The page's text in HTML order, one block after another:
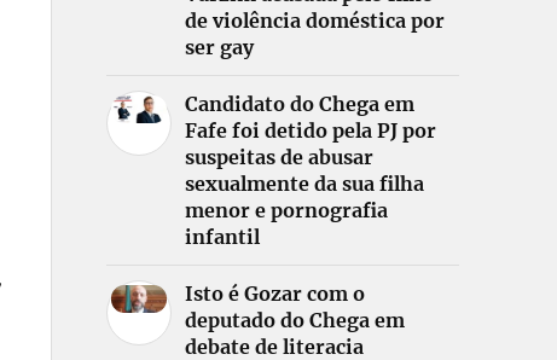
de violência doméstica por
ser gay
Candidato do Chega em
Fafe foi detido pela PJ por
suspeitas de abusar
sexualmente da sua filha
menor e pornografia
infantil
Isto é Gozar com o
deputado do Chega em
debate de literacia